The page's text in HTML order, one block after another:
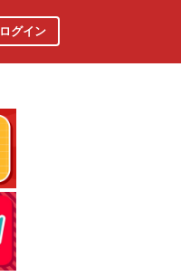
ログイン